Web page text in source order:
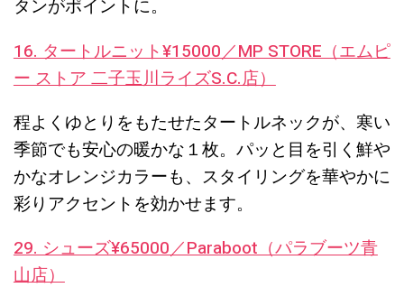
タンがポイントに。
16. タートルニット¥15000／MP STORE（エムピ
ー ストア 二子玉川ライズS.C.店）
程よくゆとりをもたせたタートルネックが、寒い
季節でも安心の暖かな１枚。パッと目を引く鮮や
かなオレンジカラーも、スタイリングを華やかに
彩りアクセントを効かせます。
29. シューズ¥65000／Paraboot（パラブーツ青
山店）